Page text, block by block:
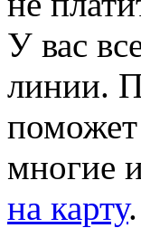
У вас
линии.
многие
на карту.